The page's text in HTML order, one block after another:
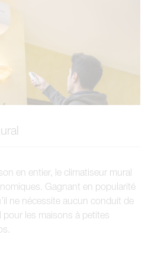
en entier, le climatiseur mural
Gagnant en popularité
ne nécessite aucun conduit de
pour les maisons à petites